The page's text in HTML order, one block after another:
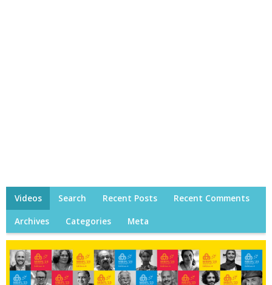
Videos Search Recent Posts Recent Comments
Archives Categories Meta